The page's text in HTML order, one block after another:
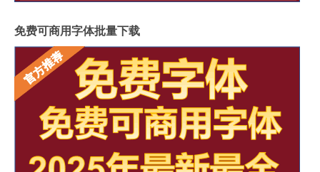
免费可商用字体批量下载